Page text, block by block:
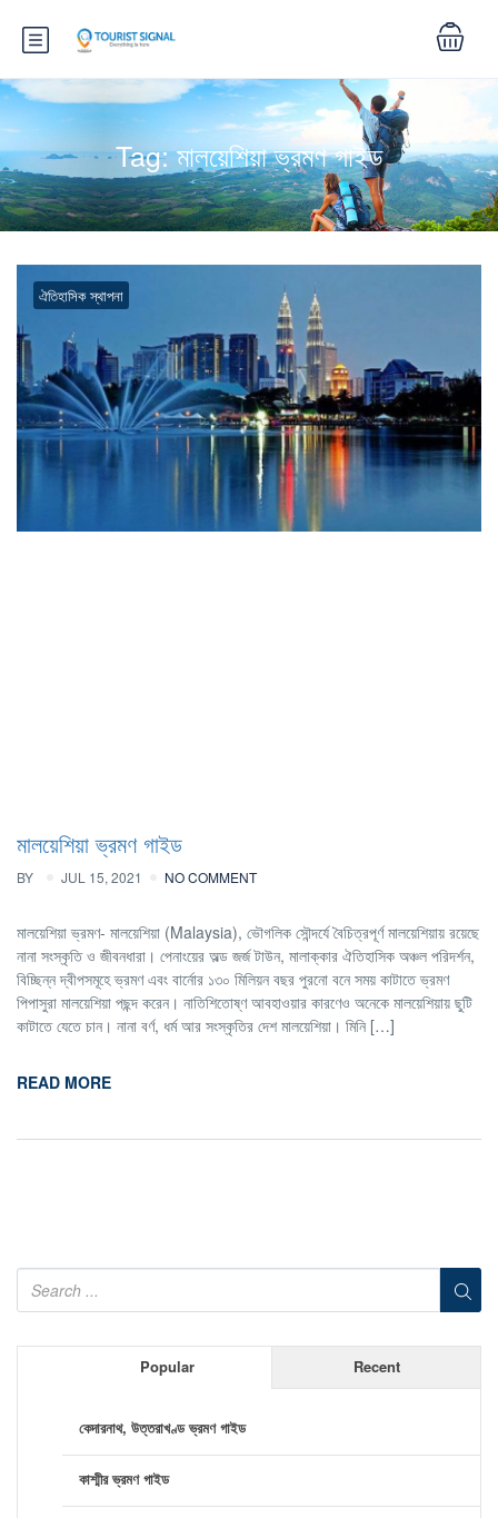
Tag:মালয়েশিয়া ভ্রমণ গাইড
ঐতিহাসিক স্থাপনা
মালয়েশিয়া ভ্রমণ গাইড
BY JUL 15, 2021 NO COMMENT
মালয়েশিয়া ভ্রমণ- মালয়েশিয়া (Malaysia), ভৌগলিক সৌন্দর্যে বৈচিত্রপূর্ণ মালয়েশিয়ায় রয়েছে
নানা সংস্কৃতি ও জীবনধারা। পেনাংয়ের অল্ড জর্জ টাউন, মালাক্কার ঐতিহাসিক অঞ্চল পরিদর্শন,
বিচ্ছিন্ন দ্বীপসমূহে ভ্রমণ এবং বার্নোর ১৩০ মিলিয়ন বছর পুরনো বনে সময় কাটাতে ভ্রমণ
পিপাসুরা মালয়েশিয়া পছন্দ করেন। নাতিশিতোষ্ণ আবহাওয়ার কারণেও অনেকে মালয়েশিয়ায় ছুটি
কাটাতে যেতে চান। নানা বর্ণ, ধর্ম আর সংস্কৃতির দেশ মালয়েশিয়া। মিনি […]
READ MORE
Popular Recent
কেদারনাথ, উত্তরাখণ্ড ভ্রমণ গাইড
কাশ্মীর ভ্রমণ গাইড